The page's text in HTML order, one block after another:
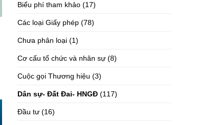
Biểu phí tham khảo (17)
Các loại Giấy phép (78)
Chưa phân loại (1)
Cơ cấu tổ chức và nhân sự (8)
Cuộc gọi Thương hiệu (3)
Dân sự- Đất Đai- HNGĐ (117)
Đầu tư (16)